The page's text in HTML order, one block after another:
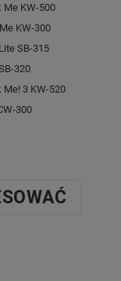
Me KW-500
KW-300
SB-315
320
Me! 3 KW-520
300